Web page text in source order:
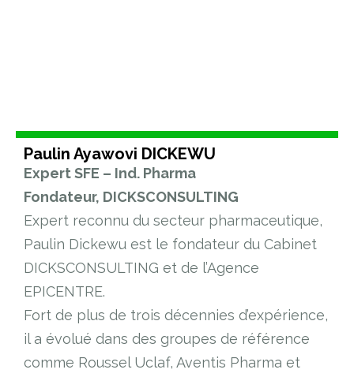
Paulin Ayawovi DICKEWU
Expert SFE – Ind. Pharma
Fondateur, DICKSCONSULTING
Expert reconnu du secteur pharmaceutique,
Paulin Dickewu est le fondateur du Cabinet
DICKSCONSULTING et de l’Agence
EPICENTRE.
Fort de plus de trois décennies d’expérience,
il a évolué dans des groupes de référence
comme Roussel Uclaf, Aventis Pharma et